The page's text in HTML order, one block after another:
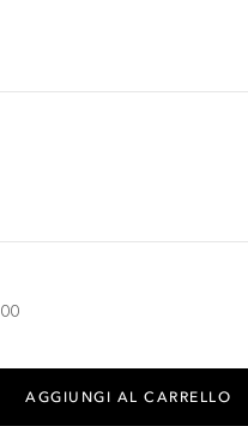
AGGIUNGI AL CARRELLO